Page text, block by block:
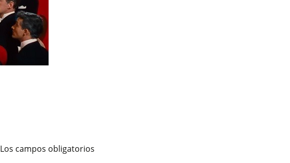
Los campos obligatorios